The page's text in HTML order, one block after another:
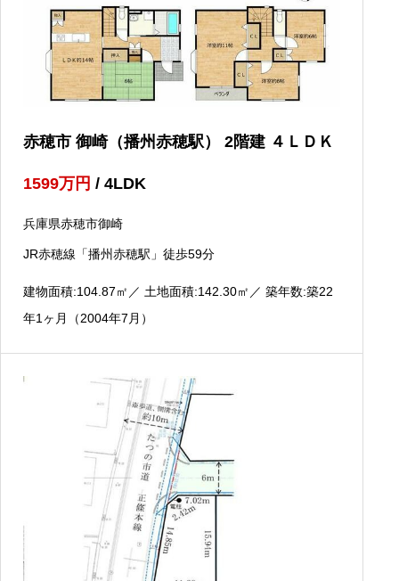
赤穂市 御崎（播州赤穂駅） 2階建 ４ＬＤＫ
1599万円 / 4LDK
兵庫県赤穂市御崎
JR赤穂線「播州赤穂駅」徒歩59分
建物面積:104.87㎡ ／ 土地面積:142.30㎡ ／ 築年数:築22
年1ヶ月（2004年7月）